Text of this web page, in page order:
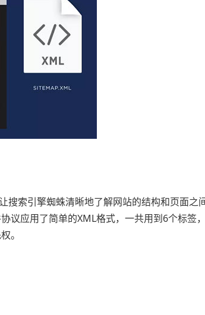
索引擎蜘蛛清晰地了解网站的结构和页面之
议应用了简单的XML格式，一共用到6个标签
。